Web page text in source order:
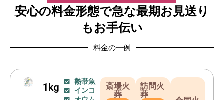
安心の料金形態で急な最期お見送り
もお手伝い
料金の一例
1kg
熱帯魚
インコ
斎場火
葬
訪問火
葬